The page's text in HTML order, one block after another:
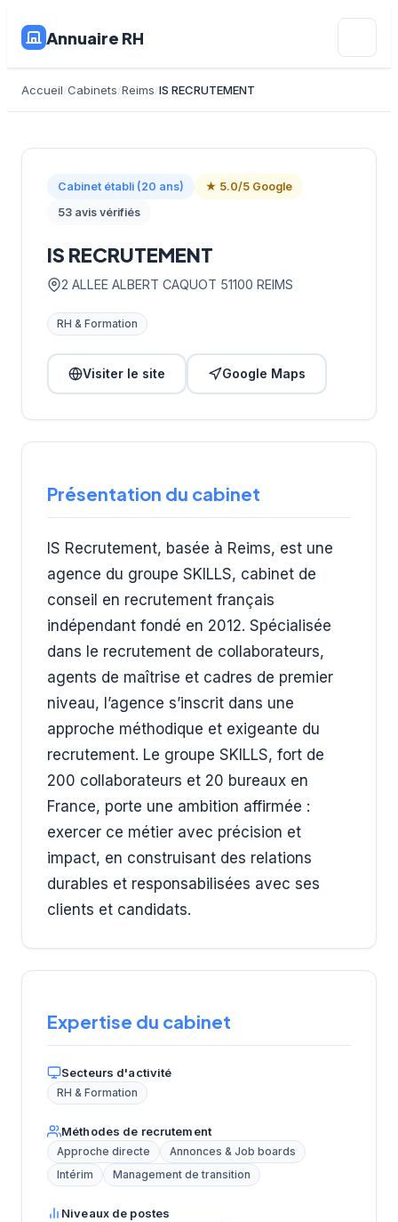
Annuaire RH
Accueil Cabinets Reims IS RECRUTEMENT
Cabinet établi (20 ans)
★ 5.0/5 Google
53 avis vérifiés
IS RECRUTEMENT
2 ALLEE ALBERT CAQUOT 51100 REIMS
RH & Formation
Visiter le site Google Maps
Présentation du cabinet
IS Recrutement, basée à Reims, est une
agence du groupe SKILLS, cabinet de
conseil en recrutement français
indépendant fondé en 2012. Spécialisée
dans le recrutement de collaborateurs,
agents de maîtrise et cadres de premier
niveau, l’agence s’inscrit dans une
approche méthodique et exigeante du
recrutement. Le groupe SKILLS, fort de
200 collaborateurs et 20 bureaux en
France, porte une ambition affirmée :
exercer ce métier avec précision et
impact, en construisant des relations
durables et responsabilisées avec ses
clients et candidats.
Expertise du cabinet
Secteurs d'activité
RH & Formation
Méthodes de recrutement
Approche directe
Annonces & Job boards
Intérim
Management de transition
Niveaux de postes